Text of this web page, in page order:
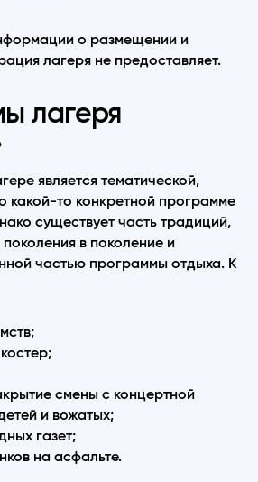
о размещении и
лагеря не предоставляет.
лагеря
является тематической,
какой-то конкретной программе
существует часть традиций,
в поколение и
частью программы отдыха. К
смены с концертной
и вожатых;
газет;
на асфальте.